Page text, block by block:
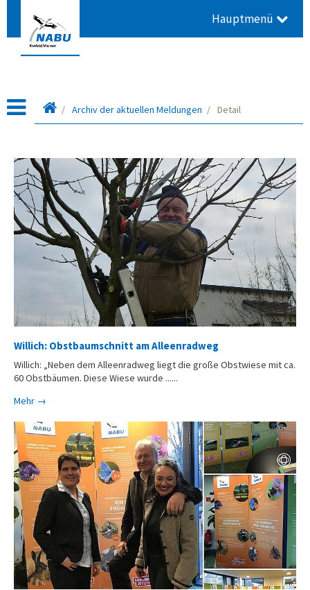
Hauptmenü
Startseite
Archiv der aktuellen Meldungen Detail
Willich: Obstbaumschnitt am Alleenradweg
Willich: „Neben dem Alleenradweg liegt die große Obstwiese mit ca.
60 Obstbäumen. Diese Wiese wurde ......
Mehr →